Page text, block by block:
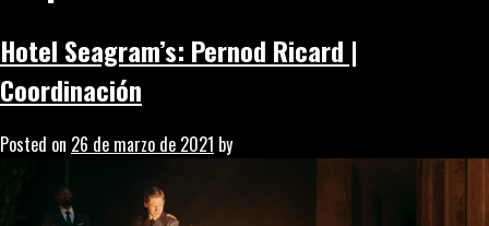
Hotel Seagram’s: Pernod Ricard |
Coordinación
Posted on 26 de marzo de 2021 by